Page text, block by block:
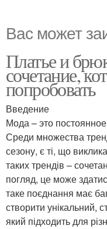
Вас может
Платье и
сочетание,
попробовать
Введение
Мода – это
Среди множества
сезону, є ті, що
таких трендів –
погляд, це може
таке поєднання має
створити унікальний,
який підходить для